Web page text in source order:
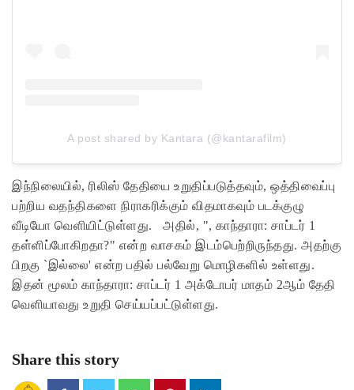
A post shared by Kantara (@kantarafilm)
இந்நிலையில், ரிலிஸ் தேதியை உறுதிப்படுத்தவும், ஒத்திவைப்பு
பற்றிய வதந்திகளை நிராகரிக்கும் விதமாகவும் படக்குழு
வீடியோ வெளியிட்டுள்ளது.
அதில், ", காந்தாரா: சாப்டர் 1
தள்ளிப்போகிறதா?" என்ற வாசகம் இடம்பெற்றிருந்தது. அதற்கு
பிறகு `இல்லை' என்ற பதில் பல்வேறு மொழிகளில் உள்ளது.
இதன் மூலம் காந்தாரா: சாப்டர் 1 அக்டோபர் மாதம் 2ஆம் தேதி
வெளியாவது உறுதி செய்யப்பட்டுள்ளது.
Share this story